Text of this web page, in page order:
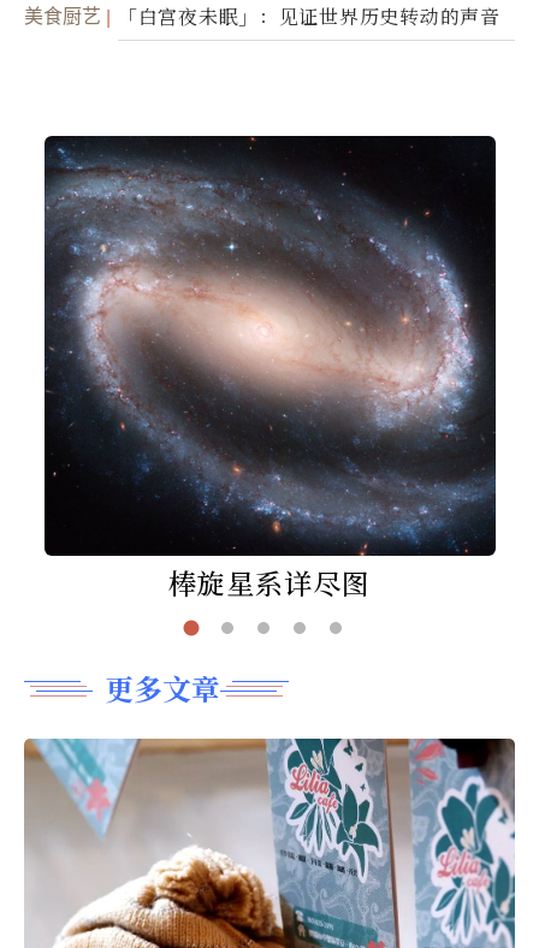
美食厨艺 「白宫夜未眠」：见证世界历史转动的声音
棒旋星系详尽图
更多文章